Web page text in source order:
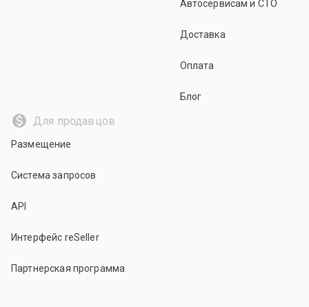
Автосервисам и СТО
Доставка
Оплата
Блог
Для продавцов
Размещение
Система запросов
API
Интерфейс reSeller
Партнерская программа